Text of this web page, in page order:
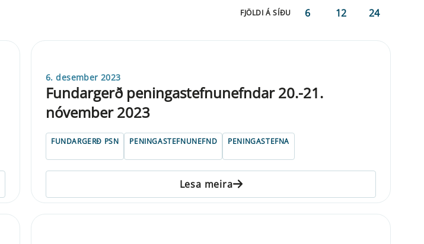
FJÖLDI Á SÍÐU 6 12 24
6. desember 2023
Fundargerð peningastefnunefndar 20.-21.
nóvember 2023
FUNDARGERÐ PSN PENINGASTEFNUNEFND PENINGASTEFNA
Lesa meira